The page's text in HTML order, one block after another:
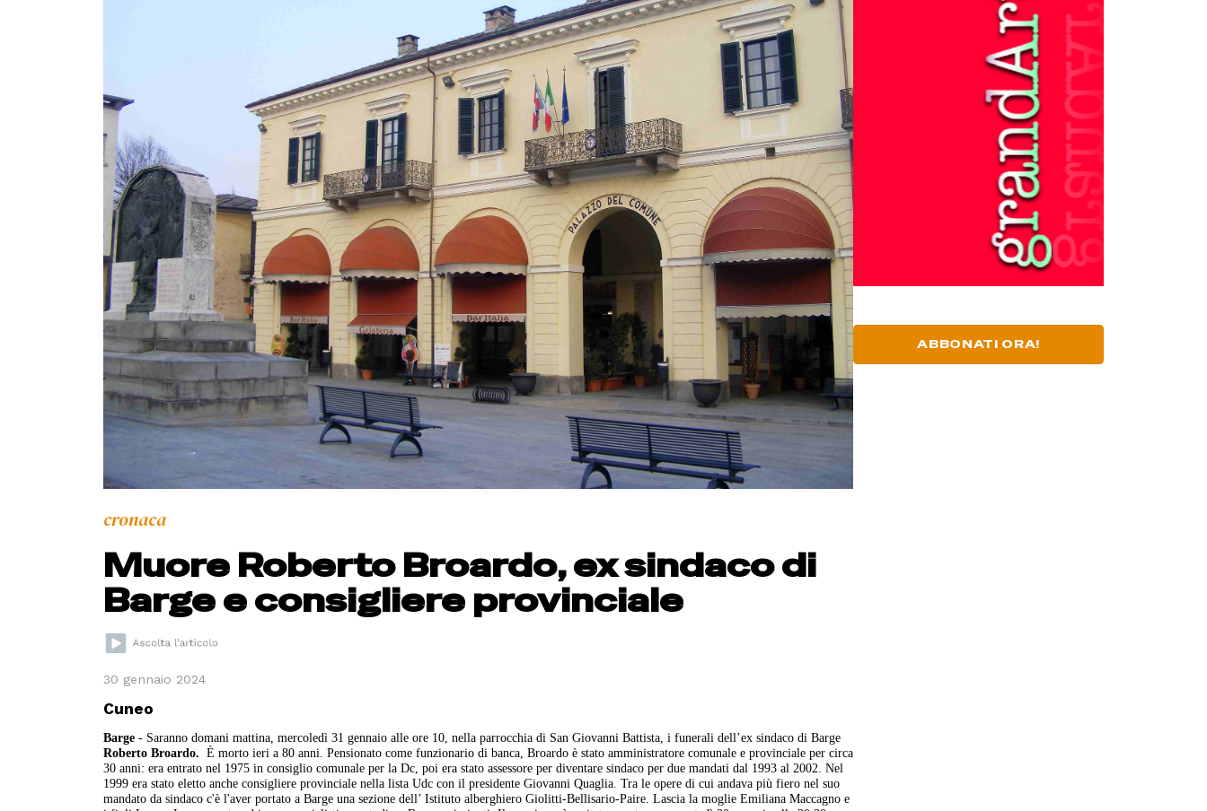
cronaca
Muore Roberto Broardo, ex sindaco di
Barge e consigliere provinciale
30 gennaio 2024
Cuneo
Barge - Saranno domani mattina, mercoledì 31 gennaio alle ore 10, nella parrocchia di San Giovanni Battista, i funerali dell’ex sindaco di Barge
Roberto Broardo.È morto ieri a 80 anni. Pensionato come funzionario di banca, Broardo è stato amministratore comunale e provinciale per circa
30 anni: era entrato nel 1975 in consiglio comunale per la Dc, poi era stato assessore per diventare sindaco per due mandati dal 1993 al 2002. Nel
1999 era stato eletto anche consigliere provinciale nella lista Udc con il presidente Giovanni Quaglia. Tra le opere di cui andava più fiero nel suo
mandato da sindaco c'è l'aver portato a Barge una sezione dell’ Istituto alberghiero Giolitti-Bellisario-Paire. Lascia la moglie Emiliana Maccagno e
ABBONATI ORA!